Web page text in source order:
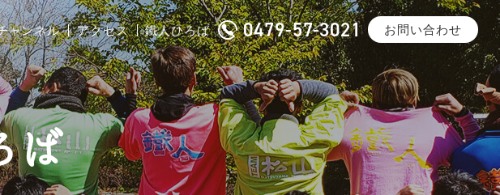
ご挨拶 沿革
会社概要 メディア掲載
工場および関連施設のご紹介
胴縁加工 一般鋼材加工
太陽光架台設計製作
みけどうぶち・スーパーダイマ
®
ャンネル アクセス 鐵人ひろば 0479-57-3021 お問い合わせ
ば